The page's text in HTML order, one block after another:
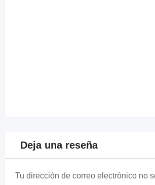
Deja una reseña
Tu dirección de correo electrónico no